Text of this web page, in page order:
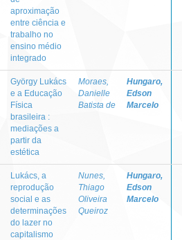
aproximação
entre ciência e
trabalho no
ensino médio
integrado
György Lukács
e a Educação
Física
brasileira :
mediações a
partir da
estética
Moraes,
Danielle
Batista de
Hungaro,
Edson
Marcelo
Lukács, a
reprodução
social e as
determinações
do lazer no
capitalismo
Nunes,
Thiago
Oliveira
Queiroz
Hungaro,
Edson
Marcelo